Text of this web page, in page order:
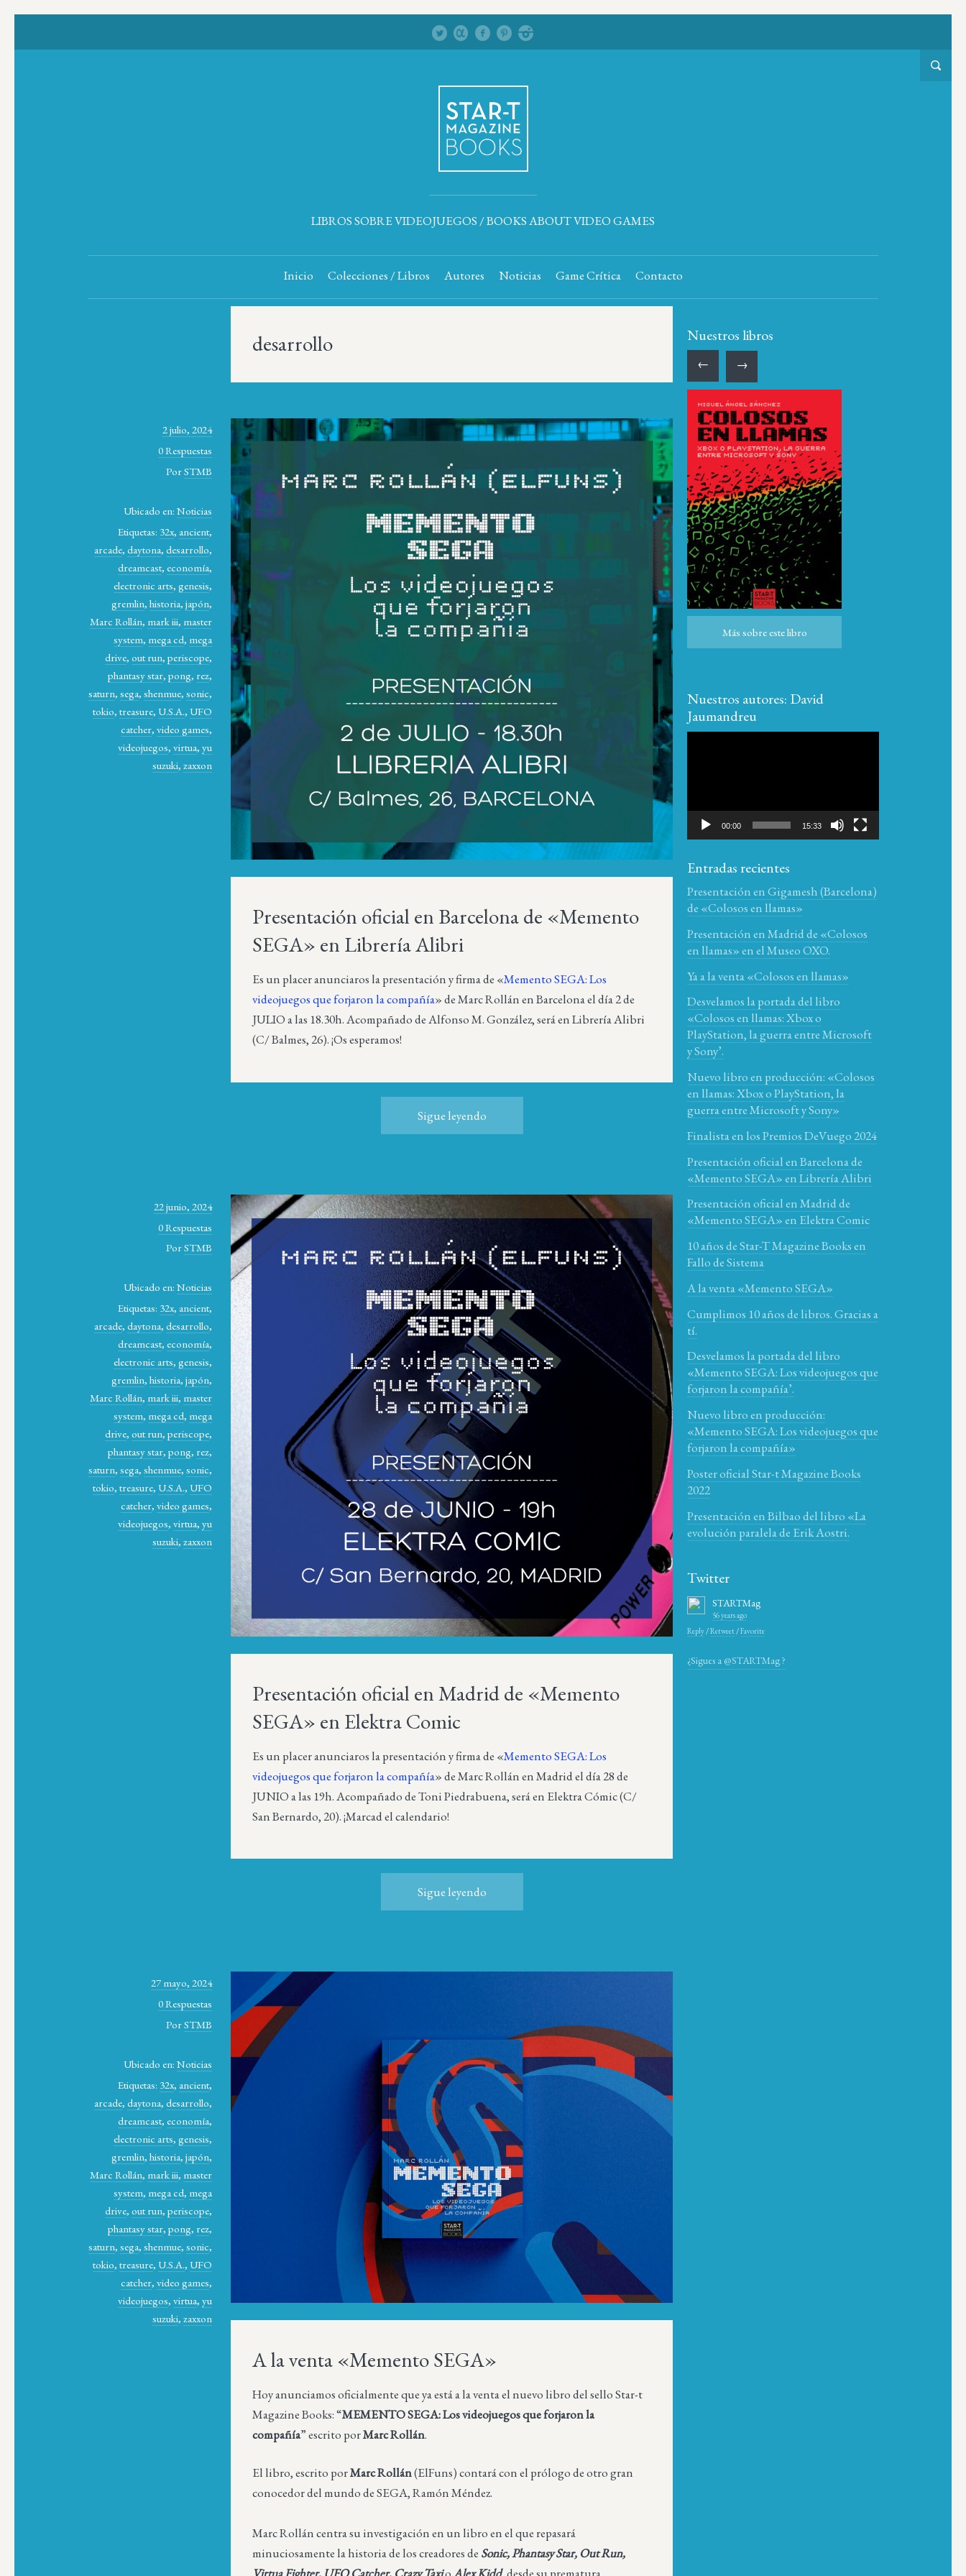
LIBROS SOBRE VIDEOJUEGOS / BOOKS ABOUT VIDEO GAMES
Inicio Colecciones / Libros Autores Noticias Game Crítica Contacto
desarrollo
2 julio, 2024
0 Respuestas
PorSTMB
Ubicado en:Noticias
Etiquetas: 32x, ancient,
arcade,daytona,desarrollo,
dreamcast,economía,
electronic arts,genesis,
gremlin,historia,japón,
Marc Rollán, mark iii, master
system, mega cd, mega
drive,out run,periscope,
phantasy star,pong, rez,
saturn,sega,shenmue,sonic,
tokio,treasure, U.S.A., UFO
catcher,video games,
videojuegos,virtua,yu
suzuki,zaxxon
Presentación oficial en Barcelona de «Memento
SEGA» en Librería Alibri
Es un placer anunciaros la presentación y firma de «Memento SEGA: Los
videojuegos que forjaron la compañía» de Marc Rollán en Barcelona el día 2 de
JULIO a las 18.30h. Acompañado de Alfonso M. González, será en Librería Alibri
(C/ Balmes, 26). ¡Os esperamos!
Sigue leyendo
22 junio, 2024
0 Respuestas
PorSTMB
Ubicado en:Noticias
Etiquetas: 32x, ancient,
arcade,daytona,desarrollo,
dreamcast,economía,
electronic arts,genesis,
gremlin,historia,japón,
Marc Rollán, mark iii, master
system, mega cd, mega
drive,out run,periscope,
phantasy star,pong, rez,
saturn,sega,shenmue,sonic,
tokio,treasure, U.S.A., UFO
catcher,video games,
videojuegos,virtua,yu
suzuki,zaxxon
Presentación oficial en Madrid de «Memento
SEGA» en Elektra Comic
Es un placer anunciaros la presentación y firma de «Memento SEGA: Los
videojuegos que forjaron la compañía» de Marc Rollán en Madrid el día 28 de
JUNIO a las 19h. Acompañado de Toni Piedrabuena, será en Elektra Cómic (C/
San Bernardo, 20). ¡Marcad el calendario!
Sigue leyendo
27 mayo, 2024
0 Respuestas
PorSTMB
Ubicado en:Noticias
Etiquetas: 32x, ancient,
arcade,daytona,desarrollo,
dreamcast,economía,
electronic arts,genesis,
gremlin,historia,japón,
Marc Rollán, mark iii, master
system, mega cd, mega
drive,out run,periscope,
phantasy star,pong, rez,
saturn,sega,shenmue,sonic,
tokio,treasure, U.S.A., UFO
catcher,video games,
videojuegos,virtua,yu
suzuki,zaxxon
A la venta «Memento SEGA»
Hoy anunciamos oficialmente que ya está a la venta el nuevo libro del sello Star-t
Magazine Books: “MEMENTO SEGA: Los videojuegos que forjaron la
compañía” escrito porMarc Rollán.
El libro, escrito porMarc Rollán(ElFuns) contará con el prólogo de otro gran
conocedor del mundo de SEGA, Ramón Méndez.
Marc Rollán centra su investigación en un libro en el que repasará
minuciosamente la historia de los creadores de Sonic, Phantasy Star, Out Run,
Nuestros libros
← →
Más sobre este libro Más sobre este libro
Nuestros autores: David
Jaumandreu
00:00 15:33
Entradas recientes
Presentación en Gigamesh (Barcelona)
de «Colosos en llamas»
Presentación en Madrid de «Colosos
en llamas» en el Museo OXO.
Ya a la venta «Colosos en llamas»
Desvelamos la portada del libro
«Colosos en llamas: Xbox o
PlayStation, la guerra entre Microsoft
y Sony’.
Nuevo libro en producción: «Colosos
en llamas: Xbox o PlayStation, la
guerra entre Microsoft y Sony»
Finalista en los Premios DeVuego 2024
Presentación oficial en Barcelona de
«Memento SEGA» en Librería Alibri
Presentación oficial en Madrid de
«Memento SEGA» en Elektra Comic
10 años de Star-T Magazine Books en
Fallo de Sistema
A la venta «Memento SEGA»
Cumplimos 10 años de libros. Gracias a
tí.
Desvelamos la portada del libro
«Memento SEGA: Los videojuegos que
forjaron la compañía’.
Nuevo libro en producción:
«Memento SEGA: Los videojuegos que
forjaron la compañía»
Poster oficial Star-t Magazine Books
2022
Presentación en Bilbao del libro «La
evolución paralela de Erik Aostri.
Twitter
STARTMag
56 years ago
Reply/Retweet/Favorite
¿Sigues a @STARTMag ?